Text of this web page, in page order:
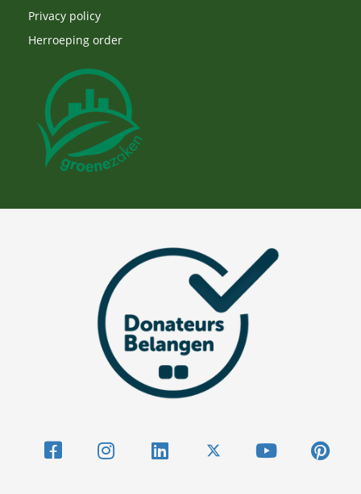
Privacy policy
Herroeping order